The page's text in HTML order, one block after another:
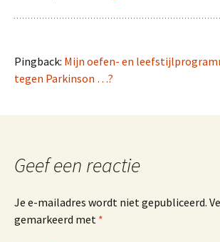
Pingback: Mijn oefen- en
tegen Parkinson …?
Geef een reactie
Je e-mailadres wordt niet gepubliceerd.
gemarkeerd met *